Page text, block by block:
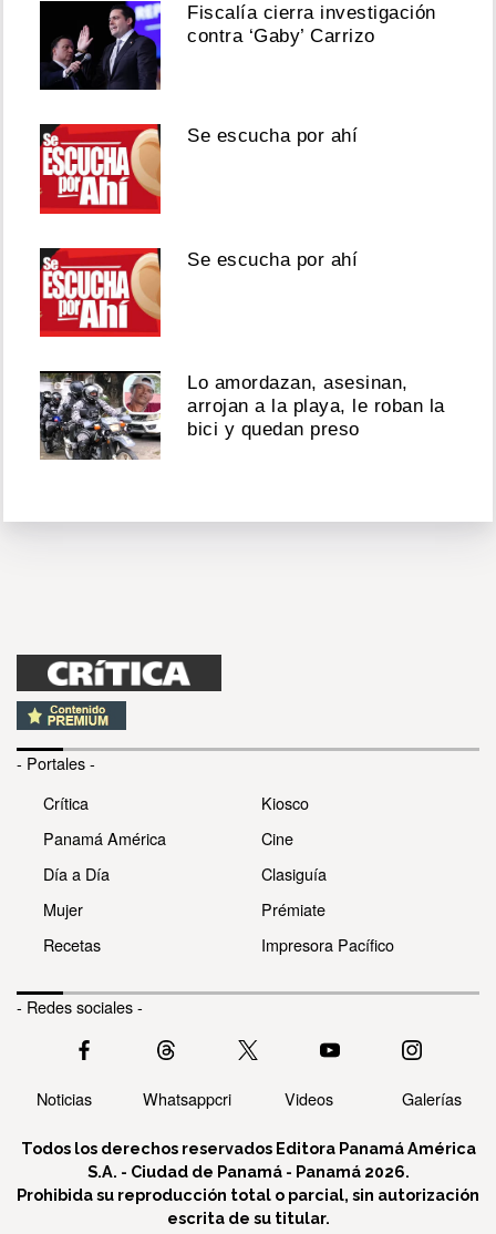
Fiscalía cierra investigación
contra ‘Gaby’ Carrizo
Se escucha por ahí
Se escucha por ahí
Lo amordazan, asesinan,
arrojan a la playa, le roban la
bici y quedan preso
- Portales -
Crítica
Panamá América
Día a Día
Mujer
Recetas
Kiosco
Cine
Clasiguía
Prémiate
Impresora Pacífico
- Redes sociales -
Noticias Whatsappcri Videos Galerías
Todos los derechos reservados Editora Panamá América
S.A. - Ciudad de Panamá - Panamá 2026.
Prohibida su reproducción total o parcial, sin autorización
escrita de su titular.